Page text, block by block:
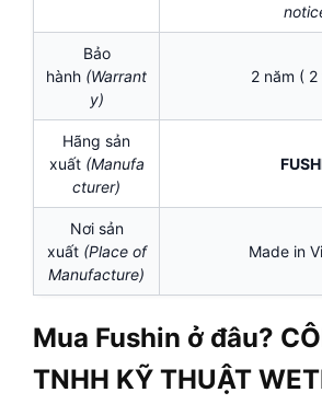
Bảo
hành (Warrant
y)
2 năm ( 2
Hãng sản
xuất (Manufa
cturer)
Nơi sản
xuất (Place of
Manufacture)
Made in
Mua Fushin ở đâu?
TNHH KỸ THUẬT